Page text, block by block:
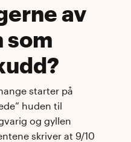
av
som
starter på
huden til
og gyllen
skriver at 9/10